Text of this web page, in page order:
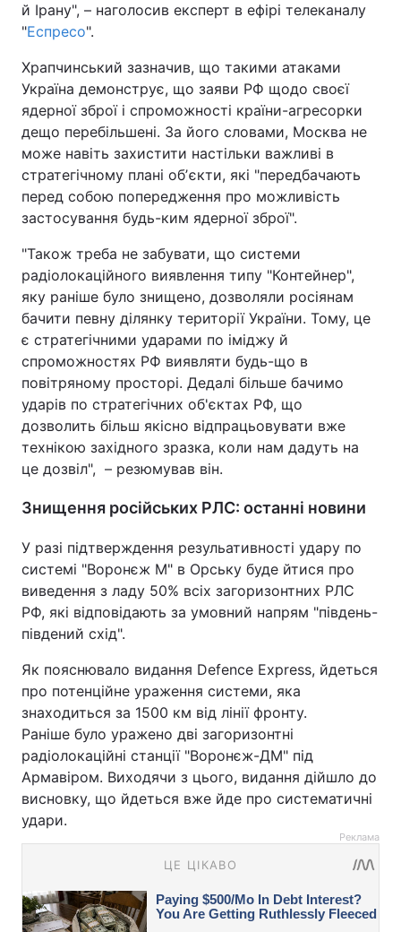
й Ірану", – наголосив експерт в ефірі телеканалу
"Еспресо".
Храпчинський зазначив, що такими атаками
Україна демонструє, що заяви РФ щодо своєї
ядерної зброї і спроможності країни-агресорки
дещо перебільшені. За його словами, Москва не
може навіть захистити настільки важливі в
стратегічному плані обʼєкти, які "передбачають
перед собою попередження про можливість
застосування будь-ким ядерної зброї".
"Також треба не забувати, що системи
радіолокаційного виявлення типу "Контейнер",
яку раніше було знищено, дозволяли росіянам
бачити певну ділянку території України. Тому, це
є стратегічними ударами по іміджу й
спроможностях РФ виявляти будь-що в
повітряному просторі. Дедалі більше бачимо
ударів по стратегічних об'єктах РФ, що
дозволить більш якісно відпрацьовувати вже
технікою західного зразка, коли нам дадуть на
це дозвіл", – резюмував він.
Знищення російських РЛС: останні новини
У разі підтверждення резульативності удару по
системі "Воронєж М" в Орську буде йтися про
виведення з ладу 50% всіх загоризонтних РЛС
РФ, які відповідають за умовний напрям "південь-
південий схід".
Як пояснювало видання Defence Express, йдеться
про потенційне ураження системи, яка
знаходиться за 1500 км від лінії фронту.
Раніше було уражено дві загоризонтні
радіолокаційні станції "Воронєж-ДМ" під
Армавіром. Виходячи з цього, видання дійшло до
висновку, що йдеться вже йде про систематичні
удари.
Реклама